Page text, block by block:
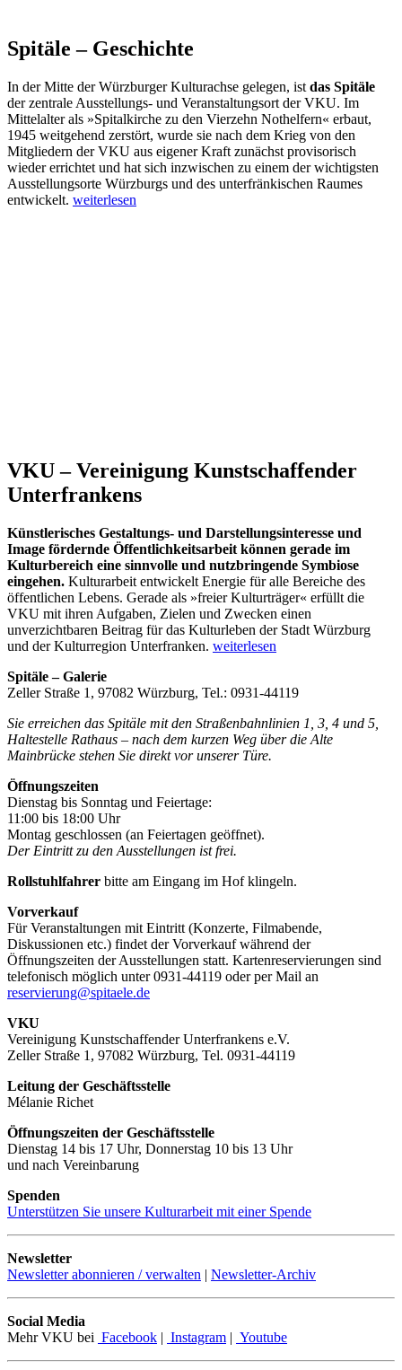
Spitäle – Geschichte
In der Mitte der Würzburger Kulturachse gelegen, ist das Spitäle
der zentrale Ausstellungs- und Veranstaltungsort der VKU. Im
Mittelalter als »Spitalkirche zu den Vierzehn Nothelfern« erbaut,
1945 weitgehend zerstört, wurde sie nach dem Krieg von den
Mitgliedern der VKU aus eigener Kraft zunächst provisorisch
wieder errichtet und hat sich inzwischen zu einem der wichtigsten
Ausstellungsorte Würzburgs und des unterfränkischen Raumes
entwickelt. „Spitäle
weiterlesen
VKU – Vereinigung Kunstschaffender
Unterfrankens
Künstlerisches Gestaltungs- und Darstellungsinteresse und
Image fördernde Öffentlichkeitsarbeit können gerade im
Kulturbereich eine sinnvolle und nutzbringende Symbiose
eingehen. Kulturarbeit entwickelt Energie für alle Bereiche des
öffentlichen Lebens. Gerade als »freier Kulturträger« erfüllt die
VKU mit ihren Aufgaben, Zielen und Zwecken einen
unverzichtbaren Beitrag für das Kulturleben der Stadt Würzburg
und der Kulturregion Unterfranken. „VKU
Kunstschaffender
weiterlesen
Spitäle – Galerie
Zeller Straße 1, 97082 Würzburg, Tel.: 0931-44119
Sie erreichen das Spitäle mit den Straßenbahnlinien 1, 3, 4 und 5,
Haltestelle Rathaus – nach dem kurzen Weg über die Alte
Mainbrücke stehen Sie direkt vor unserer Türe.
Öffnungszeiten
Dienstag bis Sonntag und Feiertage:
11:00 bis 18:00 Uhr
Montag geschlossen (an Feiertagen geöffnet).
Der Eintritt zu den Ausstellungen ist frei.
Rollstuhlfahrer bitte am Eingang im Hof klingeln.
Vorverkauf
Für Veranstaltungen mit Eintritt (Konzerte, Filmabende,
Diskussionen etc.) findet der Vorverkauf während der
Öffnungszeiten der Ausstellungen statt. Kartenreservierungen sind
telefonisch möglich unter 0931-44119 oder per Mail an
reservierung@spitaele.de
VKU
Vereinigung Kunstschaffender Unterfrankens e.V.
Zeller Straße 1, 97082 Würzburg, Tel. 0931-44119
Leitung der Geschäftsstelle
Mélanie Richet
Öffnungszeiten der Geschäftsstelle
Dienstag 14 bis 17 Uhr, Donnerstag 10 bis 13 Uhr
und nach Vereinbarung
Spenden
Unterstützen Sie unsere Kulturarbeit mit einer Spende
Newsletter
Newsletter abonnieren / verwalten | Newsletter-Archiv
Social Media
Mehr VKU bei Facebook | Instagram | Youtube